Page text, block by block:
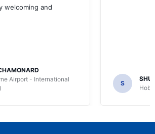
welcoming and
Airport - International
S